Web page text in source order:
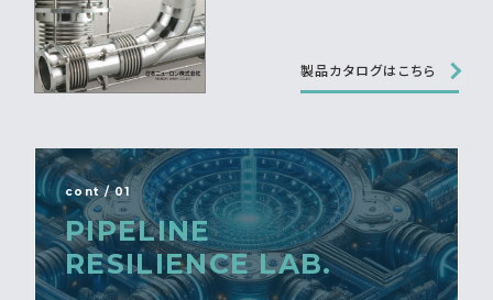
製品カタログはこちら
cont / 01
PIPELINE
RESILIENCE LAB.